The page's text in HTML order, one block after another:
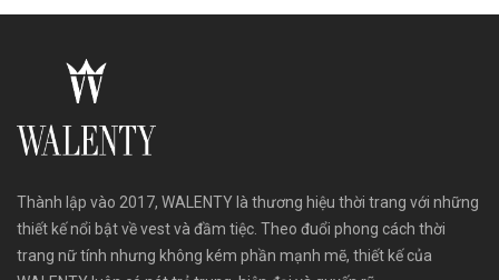
Thành lập vào 2017, WALENTY là thương hiệu thời trang với những
thiết kế nổi bật về vest và đầm tiệc. Theo đuổi phong cách thời
trang nữ tính nhưng không kém phần mạnh mẽ, thiết kế của